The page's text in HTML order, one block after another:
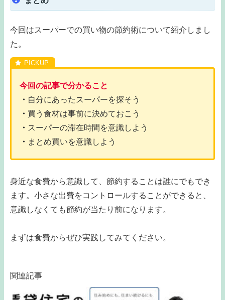
今回はスーパーでの買い物の節約術について紹介しまし
た。
今回の記事で分かること
・ 自分にあったスーパーを探そう
・ 買う食材は事前に決めておこう
・ スーパーの滞在時間を意識しよう
・ まとめ買いを意識しよう
身近な食費から意識して、節約することは誰にでもでき
ます。小さな出費をコントロールすることができると、
意識しなくても節約が当たり前になります。
まずは食費からぜひ実践してみてください。
関連記事